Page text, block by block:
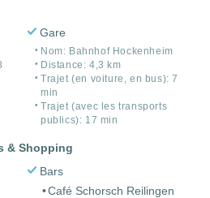
Gare
Nom: Bahnhof Hockenheim
Distance: 4,3 km
Trajet (en voiture, en bus): 7
min
Trajet (avec les transports
publics): 17 min
& Shopping
Bars
Café Schorsch Reilingen